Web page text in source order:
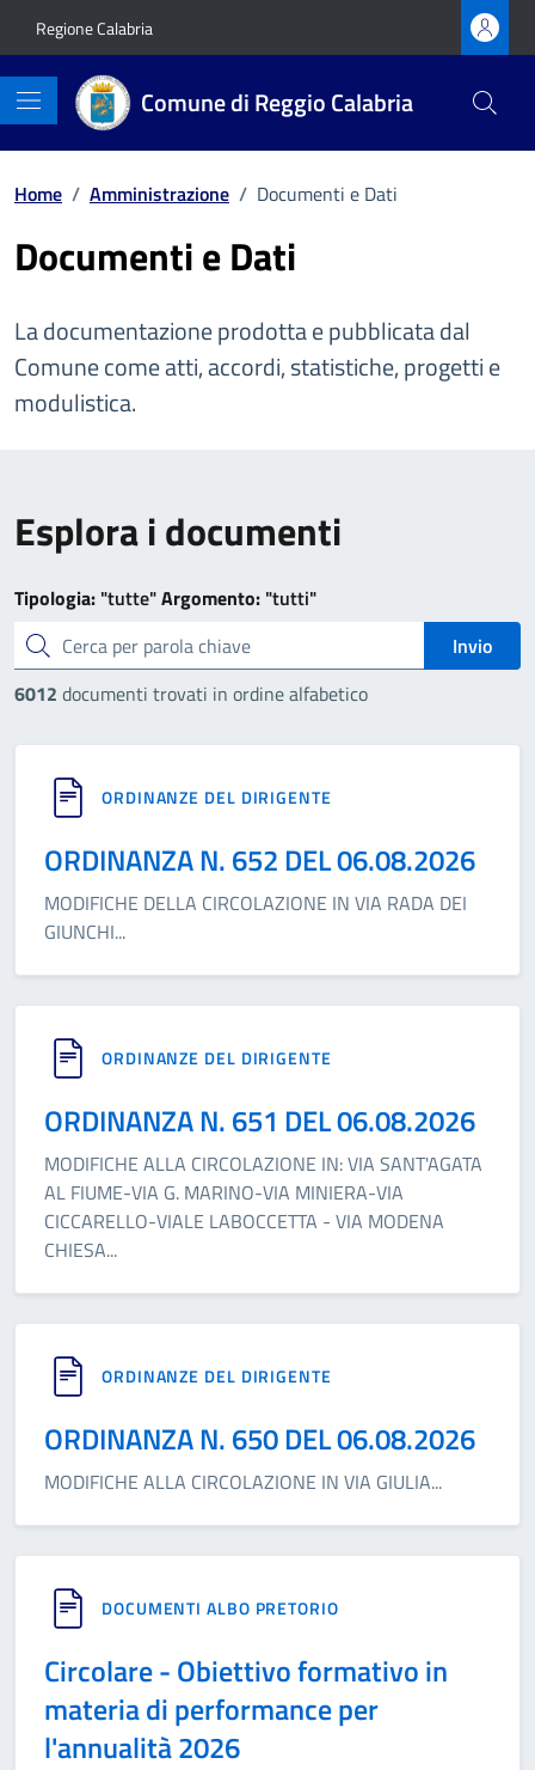
Regione Calabria
Comune di Reggio Calabria
Home / Amministrazione / Documenti e Dati
Documenti e Dati
La documentazione prodotta e pubblicata dal
Comune come atti, accordi, statistiche, progetti e
modulistica.
Esplora i documenti
Tipologia: "tutte"Argomento: "tutti"
cerca
Invio
6012 documenti trovati in ordine alfabetico
ORDINANZE DEL DIRIGENTE
ORDINANZA N. 652 DEL 06.08.2026
MODIFICHE DELLA CIRCOLAZIONE IN VIA RADA DEI
GIUNCHI...
ORDINANZE DEL DIRIGENTE
ORDINANZA N. 651 DEL 06.08.2026
MODIFICHE ALLA CIRCOLAZIONE IN: VIA SANT'AGATA
AL FIUME-VIA G. MARINO-VIA MINIERA-VIA
CICCARELLO-VIALE LABOCCETTA - VIA MODENA
CHIESA...
ORDINANZE DEL DIRIGENTE
ORDINANZA N. 650 DEL 06.08.2026
MODIFICHE ALLA CIRCOLAZIONE IN VIA GIULIA...
DOCUMENTI ALBO PRETORIO
Circolare - Obiettivo formativo in
materia di performance per
l'annualità 2026